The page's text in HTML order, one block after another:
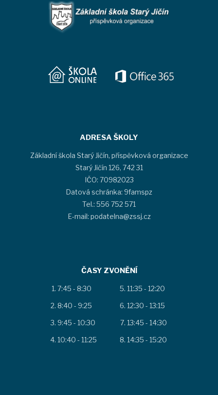
ADRESA ŠKOLY
Základní škola Starý Jičín, příspěvková organizace
Starý Jičín 126, 742 31
IČO: 70982023
Datová schránka: 9famspz
Tel.: 556 752 571
E-mail: podatelna@zssj.cz
ČASY ZVONĚNÍ
7:45 - 8:30
8:40 - 9:25
9:45 - 10:30
10:40 - 11:25
11:35 - 12:20
12:30 - 13:15
13:45 - 14:30
14:35 - 15:20